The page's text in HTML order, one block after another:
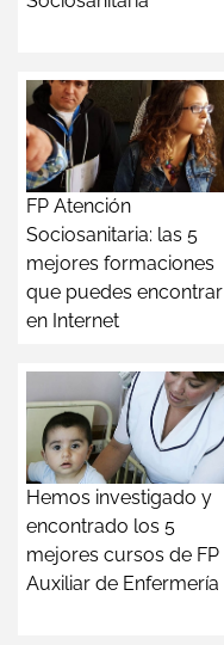
FP Atención
Sociosanitaria: las 5
mejores formaciones
que puedes encontrar
en Internet
Hemos investigado y
encontrado los 5
mejores cursos de FP
Auxiliar de Enfermería